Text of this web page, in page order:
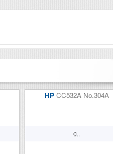
HP CC532A No.304A
0..